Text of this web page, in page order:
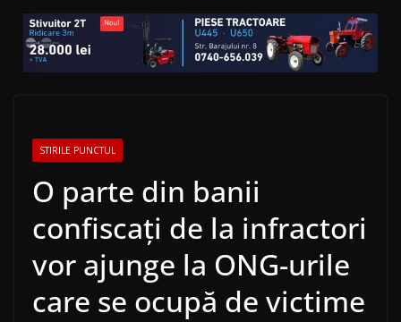
STIRILE PUNCTUL
O parte din banii
confiscați de la infractori
vor ajunge la ONG-urile
care se ocupă de victime